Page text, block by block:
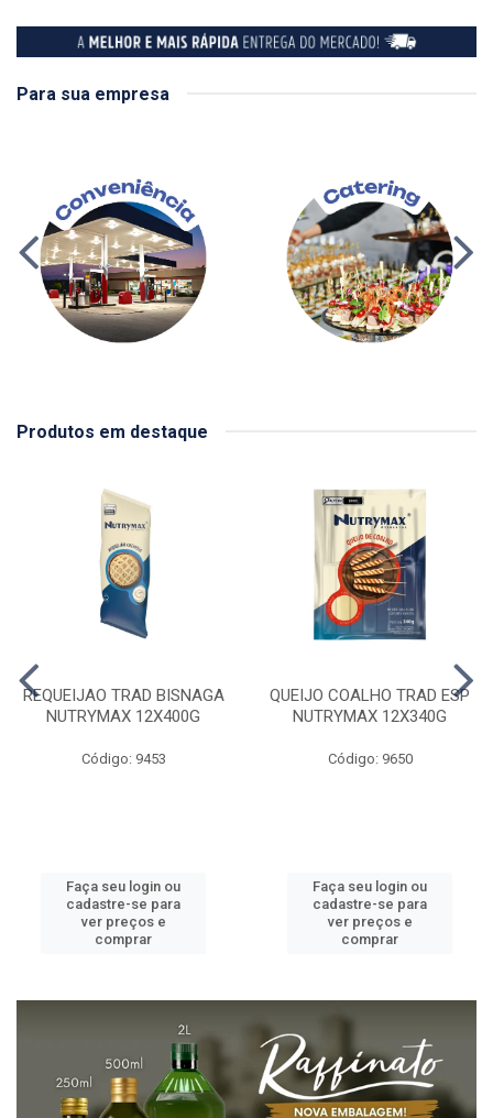
Para sua empresa
Produtos em destaque
REQUEIJAO TRAD BISNAGA
NUTRYMAX 12X400G
Código: 9453
Faça seu login ou
cadastre-se para
ver preços e
comprar
QUEIJO COALHO TRAD ESP
NUTRYMAX 12X340G
Código: 9650
Faça seu login ou
cadastre-se para
ver preços e
comprar